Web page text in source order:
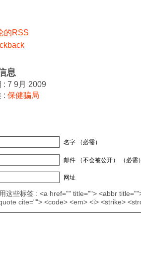
的RSS
息
: 7 9月 2009
: 保健骗局
名字 （必需）
邮件 （不会被公开） （必需
网址
这些标签 : <a href="" title=""> <abbr
cite=""> <code> <em> <i> <strike>